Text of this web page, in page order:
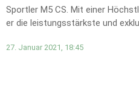
Sportler M5 CS. Mit einer
er die leistungsstärkste und
27. Januar 2021, 18:45